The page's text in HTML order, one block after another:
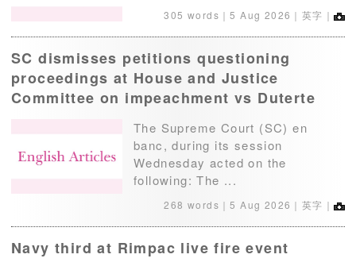
305 words｜5 Aug 2026 ｜英字｜
SC dismisses petitions questioning
proceedings at House and Justice
Committee on impeachment vs Duterte
The Supreme Court (SC) en
banc, during its session
Wednesday acted on the
following: The ...
268 words｜5 Aug 2026 ｜英字｜
Navy third at Rimpac live fire event